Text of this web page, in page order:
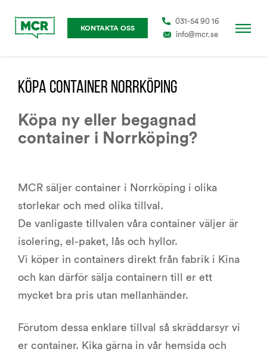
031-54 90 16
info@mcr.se
KONTAKTA OSS
KÖPA CONTAINER NORRKÖPING
Köpa ny eller begagnad
container i Norrköping?
MCR säljer container i Norrköping i olika
storlekar och med olika tillval.
De vanligaste tillvalen våra container väljer är
isolering, el-paket, lås och hyllor.
Vi köper in containers direkt från fabrik i Kina
och kan därför sälja containern till er ett
mycket bra pris utan mellanhänder.
Förutom dessa enklare tillval så skräddarsyr vi
er container. Kika gärna in vår hemsida och